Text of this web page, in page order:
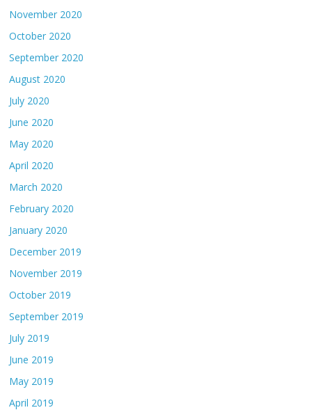
November 2020
October 2020
September 2020
August 2020
July 2020
June 2020
May 2020
April 2020
March 2020
February 2020
January 2020
December 2019
November 2019
October 2019
September 2019
July 2019
June 2019
May 2019
April 2019